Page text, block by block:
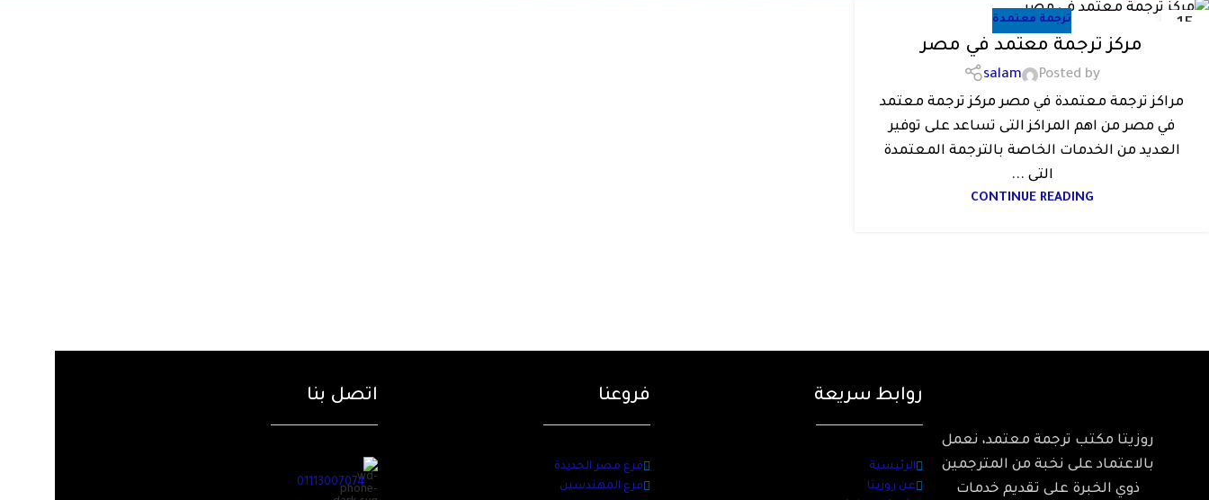
15 ترجمة معتمدة
مركز ترجمة معتمد في مصر
Posted by
salam
مراكز ترجمة معتمدة في مصر مركز ترجمة معتمد
في مصر من اهم المراكز التى تساعد على توفير
العديد من الخدمات الخاصة بالترجمة المعتمدة
التى ...
CONTINUE READING
روزيتا مكتب ترجمة معتمد، نعمل
بالاعتماد على نخبة من المترجمين
ذوي الخبرة على تقديم خدمات
روابط سريعة
الرئيسية
عن روزيتا
فروعنا
فرع مصر الجديدة
فرع المهندسين
اتصل بنا
01113007074